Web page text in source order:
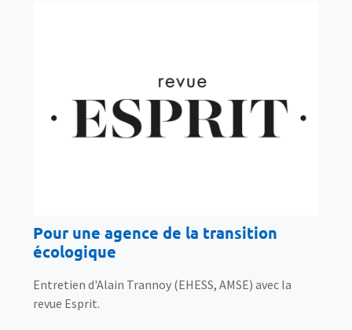
Pour une agence de la transition
écologique
Entretien d'Alain Trannoy (EHESS, AMSE) avec la
revue Esprit.